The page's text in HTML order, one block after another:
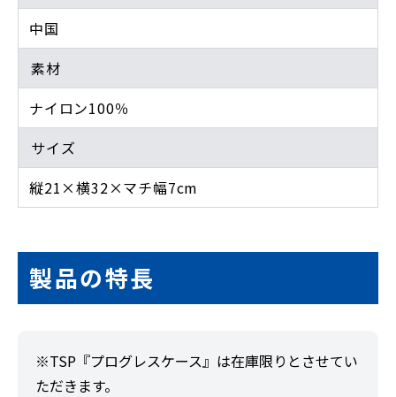
中国
素材
ナイロン100％
サイズ
縦21×横32×マチ幅7cm
製品の特長
※TSP『プログレスケース』は在庫限りとさせてい
ただきます。